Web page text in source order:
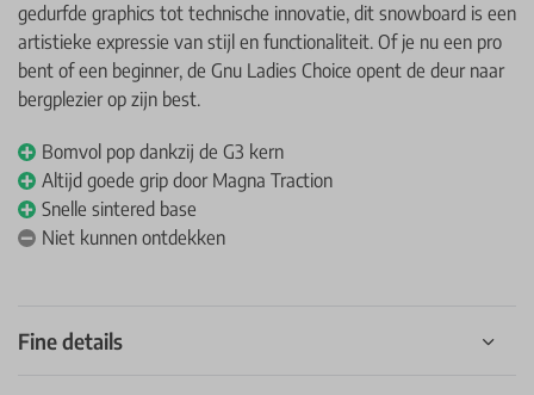
gedurfde graphics tot technische innovatie, dit snowboard is een
artistieke expressie van stijl en functionaliteit. Of je nu een pro
bent of een beginner, de Gnu Ladies Choice opent de deur naar
bergplezier op zijn best.
Bomvol pop dankzij de G3 kern
Altijd goede grip door Magna Traction
Snelle sintered base
Niet kunnen ontdekken
Fine details